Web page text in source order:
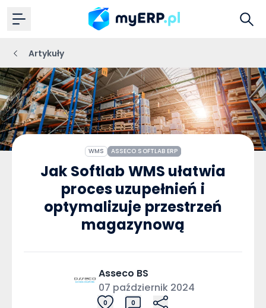
Artykuły
WMS ASSECO SOFTLAB ERP
Jak Softlab WMS ułatwia
proces uzupełnień i
optymalizuje przestrzeń
magazynową
Asseco BS
07 październik 2024
0 0